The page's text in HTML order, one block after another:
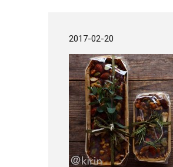
2017-02-20